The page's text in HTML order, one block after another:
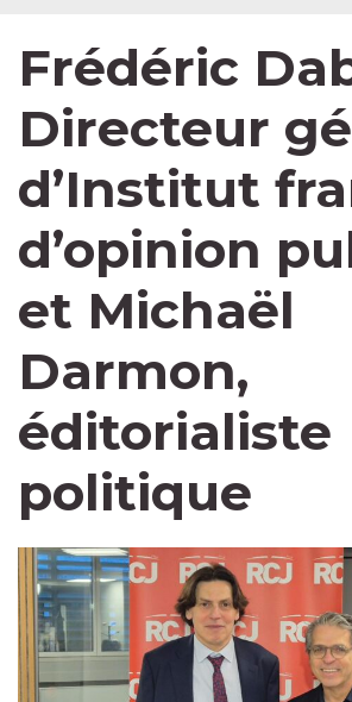
Frédéric
Directeur
d’Institut
d’opinion
et Michaël
Darmon,
éditorialiste
politique